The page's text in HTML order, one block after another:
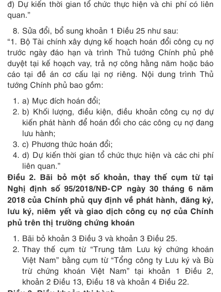
đ) Dự kiến thời gian tổ chức thực hiện và chi phí có liên
quan.”
Sửa đổi, bổ sung khoản 1 Điều 25 như sau:
“1. Bộ Tài chính xây dựng kế hoạch hoán đổi công cụ nợ
trước ngày đáo hạn và trình Thủ tướng Chính phủ phê
duyệt tại kế hoạch vay, trả nợ công hằng năm hoặc báo
cáo tại đề án cơ cấu lại nợ riêng. Nội dung trình Thủ
tướng Chính phủ bao gồm:
a) Mục đích hoán đổi;
b) Khối lượng, điều kiện, điều khoản công cụ nợ dự
kiến phát hành để hoán đổi cho các công cụ nợ đang
lưu hành;
c) Phương thức hoán đổi;
d) Dự kiến thời gian tổ chức thực hiện và các chi phí
liên quan.”
Điều 2. Bãi bỏ một số khoản, thay thế cụm từ tại
Nghị định số 95/2018/NĐ-CP ngày 30 tháng 6 năm
2018 của Chính phủ quy định về phát hành, đăng ký,
lưu ký, niêm yết và giao dịch công cụ nợ của Chính
phủ trên thị trường chứng khoán
Bãi bỏ khoản 3 Điều 3 và khoản 3 Điều 25.
Thay thế cụm từ “Trung tâm Lưu ký chứng khoán
Việt Nam” bằng cụm từ “Tổng công ty Lưu ký và Bù
trừ chứng khoán Việt Nam” tại khoản 1 Điều 2,
khoản 2 Điều 13, Điều 18 và khoản 4 Điều 22.